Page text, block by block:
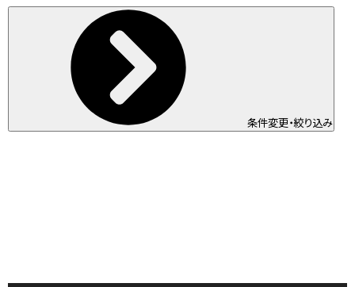
条件変更・絞り込み